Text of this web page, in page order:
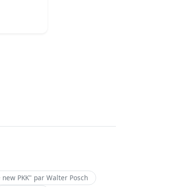
new PKK" par Walter Posch